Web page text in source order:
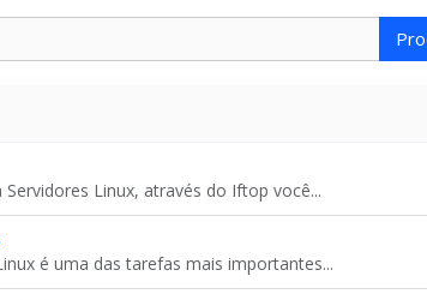
Linux, através do Iftop você...
é uma das tarefas mais importantes...